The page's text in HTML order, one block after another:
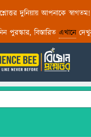
দুনিয়ায় আপনাকে
পুরস্কার, বিস্তারিত এখানে